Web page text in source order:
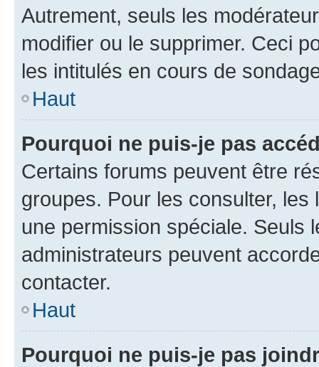
Autrement, seuls les
modifier ou le supprimer. Ceci
les intitulés en cours de
Haut
Pourquoi ne puis-je pas
Certains forums peuvent être
groupes. Pour les consulter,
une permission spéciale. Seuls
administrateurs peuvent
contacter.
Haut
Pourquoi ne puis-je pas